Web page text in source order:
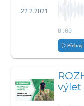
22.2.2021
0:00
Přehraj
výlet